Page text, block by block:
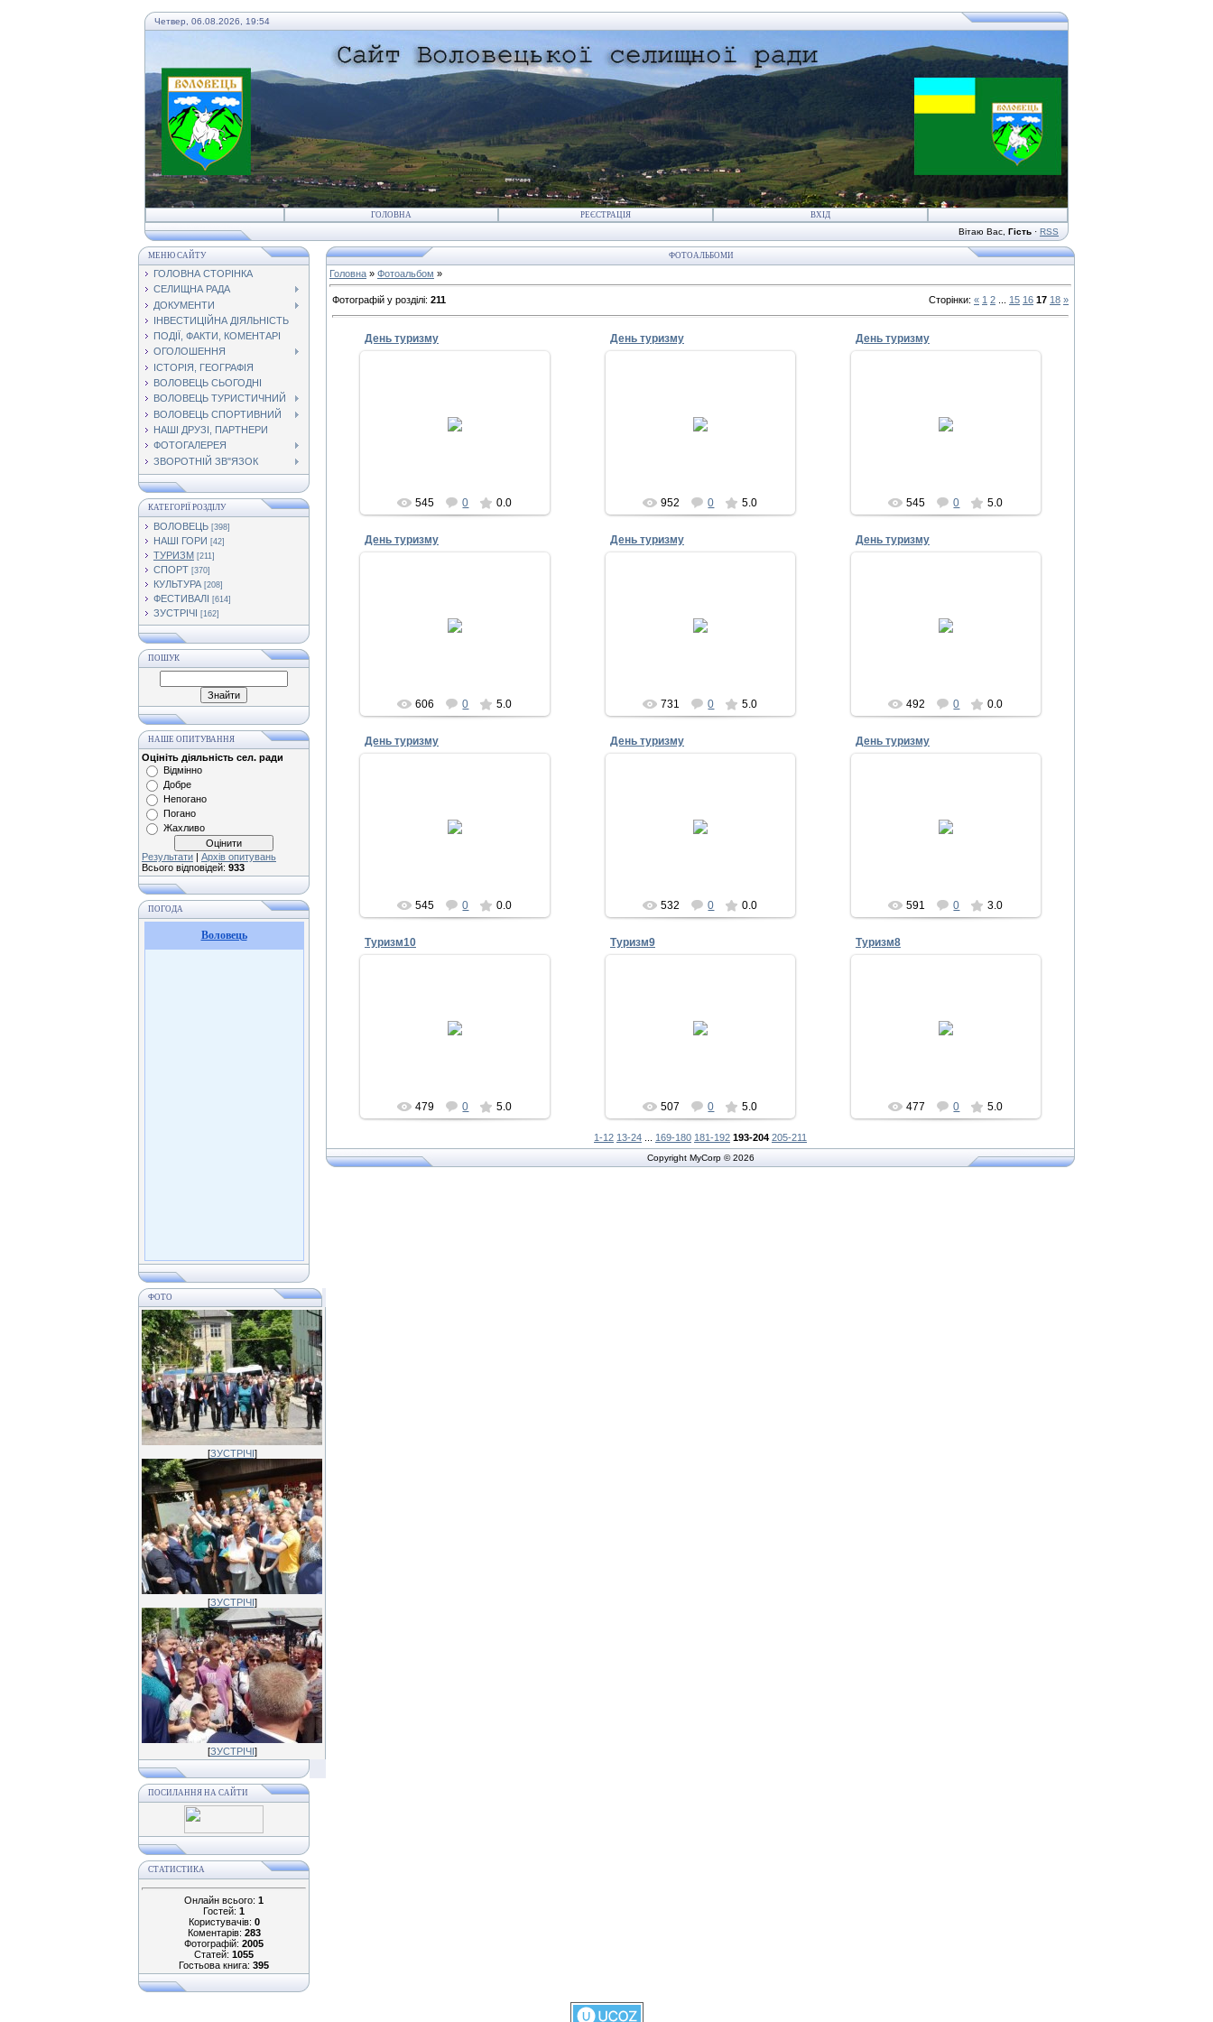
Четвер, 06.08.2026, 19:54
ГОЛОВНА РЕЄСТРАЦІЯ ВХІД
Вітаю Вас Гість · RSS
МЕНЮ САЙТУ
ГОЛОВНА СТОРІНКА
СЕЛИЩНА РАДА
ДОКУМЕНТИ
ІНВЕСТИЦІЙНА ДІЯЛЬНІСТЬ
ПОДІЇ, ФАКТИ, КОМЕНТАРІ
ОГОЛОШЕННЯ
ІСТОРІЯ, ГЕОГРАФІЯ
ВОЛОВЕЦЬ СЬОГОДНІ
ВОЛОВЕЦЬ ТУРИСТИЧНИЙ
ВОЛОВЕЦЬ СПОРТИВНИЙ
НАШІ ДРУЗІ, ПАРТНЕРИ
ФОТОГАЛЕРЕЯ
ЗВОРОТНІЙ ЗВ"ЯЗОК
КАТЕГОРІЇ РОЗДІЛУ
ВОЛОВЕЦЬ [398]
НАШІ ГОРИ [42]
ТУРИЗМ [211]
СПОРТ [370]
КУЛЬТУРА [208]
ФЕСТИВАЛІ [614]
ЗУСТРІЧІ [162]
ПОШУК
НАШЕ ОПИТУВАННЯ
Оцініть діяльність сел. ради
Відмінно
Добре
Непогано
Погано
Жахливо
Результати | Архів опитувань
Всього відповідей: 933
ПОГОДА
Воловець
ФОТО
[ЗУСТРІЧІ]
[ЗУСТРІЧІ]
[ЗУСТРІЧІ]
ПОСИЛАННЯ НА САЙТИ
СТАТИСТИКА
Онлайн всього: 1
Гостей: 1
Користувачів: 0
Коментарів: 283
Фотографій: 2005
Статей: 1055
Гостьова книга: 395
ФОТОАЛЬБОМИ
Головна » Фотоальбом »
Фотографій у розділі: 211 Сторінки: « 1 2 15 16 17 18 »
День туризму
545 0 0.0
День туризму
952 0 5.0
День туризму
545 0 5.0
День туризму
606 0 5.0
День туризму
731 0 5.0
День туризму
492 0 0.0
День туризму
545 0 0.0
День туризму
532 0 0.0
День туризму
591 0 3.0
Туризм10
479 0 5.0
Туризм9
507 0 5.0
Туризм8
477 0 5.0
1-12 13-24 169-180 181-192 193-204 205-211
Copyright MyCorp © 2026